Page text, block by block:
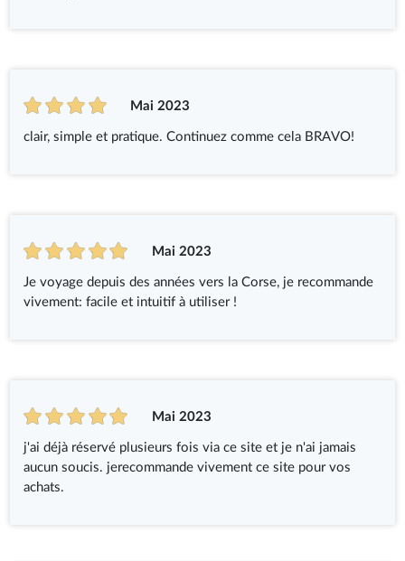
Mai 2023
clair, simple et pratique. Continuez comme cela BRAVO!
Mai 2023
Je voyage depuis des années vers la Corse, je recommande
vivement: facile et intuitif à utiliser !
Mai 2023
j'ai déjà réservé plusieurs fois via ce site et je n'ai jamais
aucun soucis. jerecommande vivement ce site pour vos
achats.